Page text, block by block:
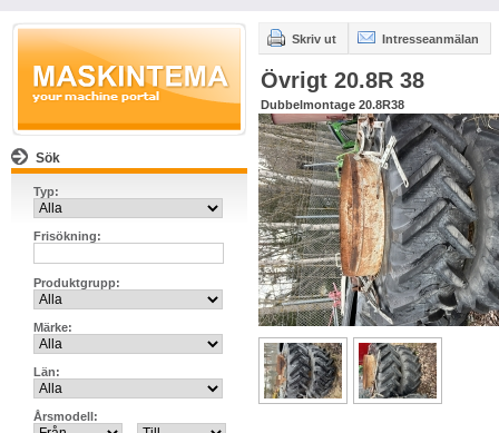
Sök
Typ:
Frisökning:
Produktgrupp:
Märke:
Län:
Årsmodell:
Skriv ut Intresseanmälan
Övrigt 20.8R 38
Dubbelmontage 20.8R38